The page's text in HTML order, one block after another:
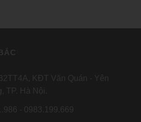
KĐT Văn Quán - Yên
TP. Hà Nội.
- 0983.199.669